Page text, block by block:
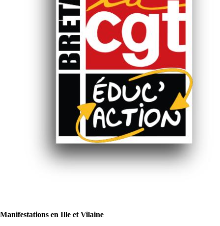
Manifestations en Ille et Vilaine